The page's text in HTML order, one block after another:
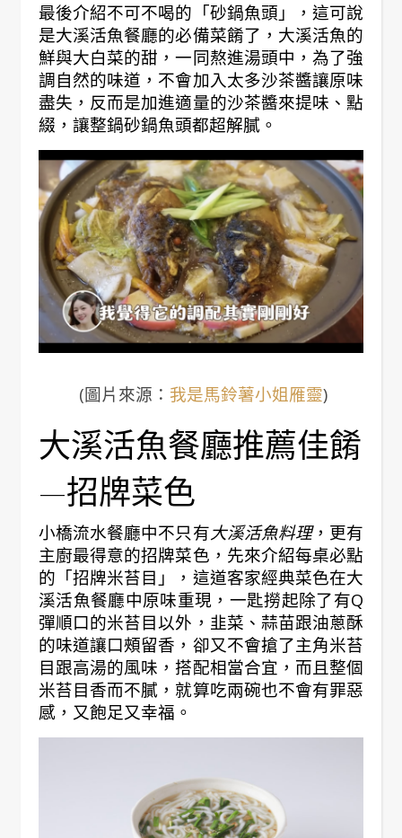
最後介紹不可不喝的「砂鍋魚頭」，這可說
是大溪活魚餐廳的必備菜餚了，大溪活魚的
鮮與大白菜的甜，一同熬進湯頭中，為了強
調自然的味道，不會加入太多沙茶醬讓原味
盡失，反而是加進適量的沙茶醬來提味、點
綴，讓整鍋砂鍋魚頭都超解膩。
(圖片來源： 我是馬鈴薯小姐雁靈)
大溪活魚餐廳推薦佳餚
—招牌菜色
小橋流水餐廳中不只有大溪活魚料理，更有
主廚最得意的招牌菜色，先來介紹每桌必點
的「招牌米苔目」，這道客家經典菜色在大
溪活魚餐廳中原味重現，一匙撈起除了有Q
彈順口的米苔目以外，韭菜、蒜苗跟油蔥酥
的味道讓口頰留香，卻又不會搶了主角米苔
目跟高湯的風味，搭配相當合宜，而且整個
米苔目香而不膩，就算吃兩碗也不會有罪惡
感，又飽足又幸福。